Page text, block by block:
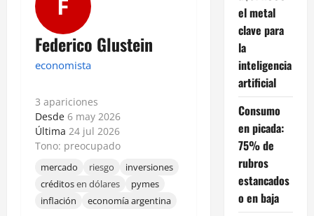
F
Federico Glustein
economista
3 apariciones
Desde 6 may 2026
Última 24 jul 2026
Tono: preocupado
mercado riesgo
inversiones
créditosen dólares
pymes
inflación
economía argentina
el metal
clave para
la
inteligencia
artificial
Consumo
en picada:
75% de
rubros
estancados
o en baja